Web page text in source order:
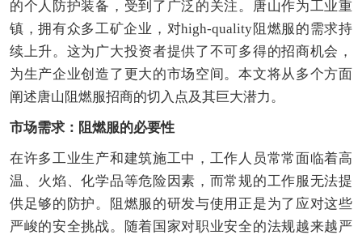
的个人防护装备，受到了广泛的关注。唐山作为工业重
镇，拥有众多工矿企业，对high-quality阻燃服的需求持
续上升。这为广大投资者提供了不可多得的招商机会，
为生产企业创造了更大的市场空间。本文将从多个方面
阐述唐山阻燃服招商的切入点及其巨大潜力。
市场需求：阻燃服的必要性
在许多工业生产和建筑施工中，工作人员常常面临着高
温、火焰、化学品等危险因素，而常规的工作服无法提
供足够的防护。阻燃服的研发与使用正是为了应对这些
严峻的安全挑战。随着国家对职业安全的法规越来越严